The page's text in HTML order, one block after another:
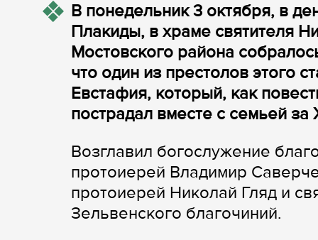
В понедельник 3 октября, в
Плакиды, в храме святителя
Мостовского района
что один из престолов этого
Евстафия, который, как
пострадал вместе с семьей
Возглавил богослужение
протоиерей Владимир
протоиерей Николай Гляд и
Зельвенского благочиний.